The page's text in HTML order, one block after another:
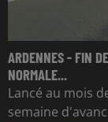
ARDENNES - FIN
NORMALE...
Lancé au mois
semaine